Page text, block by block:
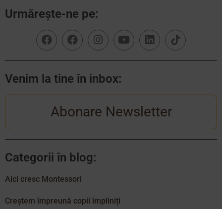
Urmărește-ne pe:
Venim la tine în inbox:
Abonare Newsletter
Categorii în blog:
Aici cresc Montessori
Creștem împreună copii împliniți